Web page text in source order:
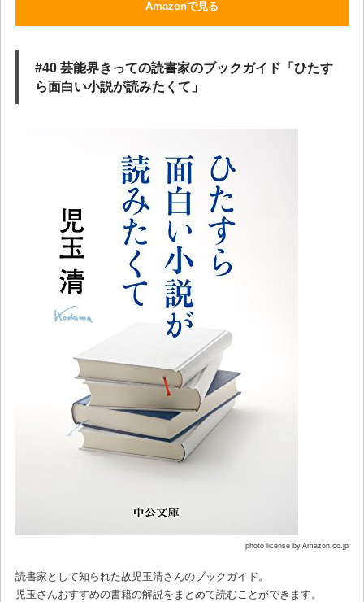
Amazonで見る
#40 芸能界きっての読書家のブックガイド「ひたす
ら面白い小説が読みたくて」
photo license by Amazon.co.jp
読書家として知られた故児玉清さんのブックガイド。
児玉さんおすすめの書籍の解説をまとめて読むことができます。